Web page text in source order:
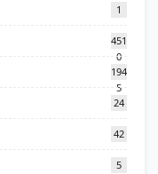
1
451
0
194
5
24
42
5